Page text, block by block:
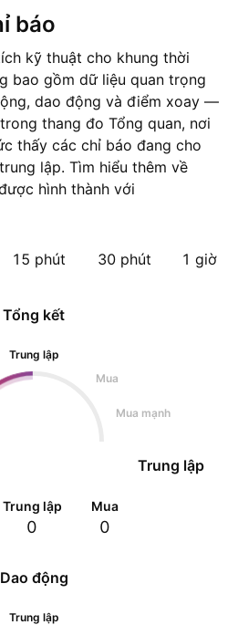
báo
kỹ thuật cho khung thời
bao gồm dữ liệu quan trọng
dao động và điểm xoay —
thang đo Tổng quan, nơi
thấy các chỉ báo đang cho
lập. Tìm hiểu thêm về
hình thành với
15 phút 30 phút 1 giờ
Dao động
Trung lập
Tổng kết
Trung lập
Mua
Mua mạnh
Trung lập
Trung lập
0
Mua
0